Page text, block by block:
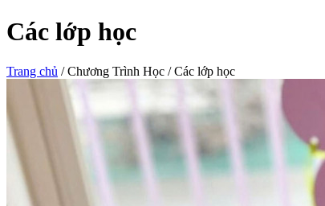
Các lớp học
Trang chủ / Chương Trình Học / Các lớp học